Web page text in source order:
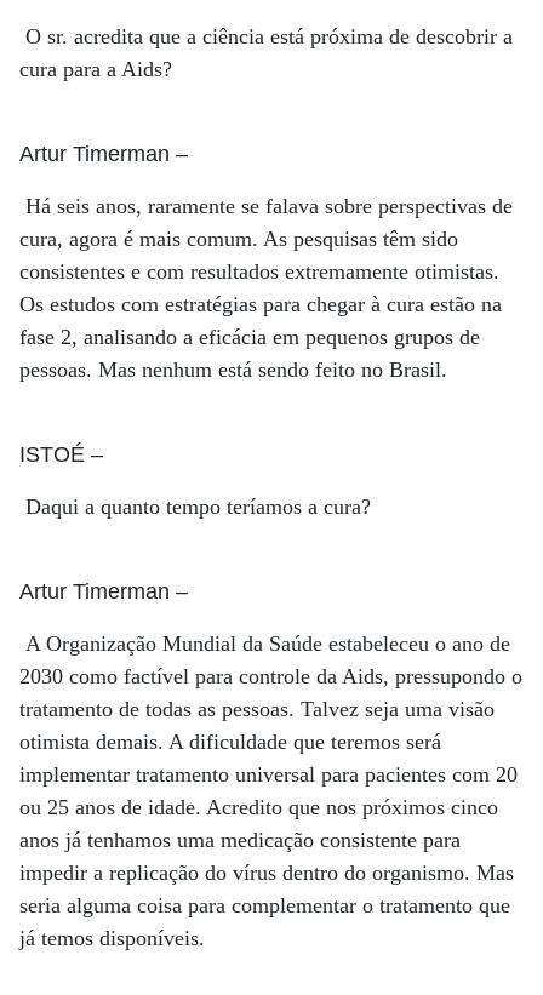
O sr. acredita que a ciência está próxima de descobrir a
cura para a Aids?
Artur Timerman –
Há seis anos, raramente se falava sobre perspectivas de
cura, agora é mais comum. As pesquisas têm sido
consistentes e com resultados extremamente otimistas.
Os estudos com estratégias para chegar à cura estão na
fase 2, analisando a eficácia em pequenos grupos de
pessoas. Mas nenhum está sendo feito no Brasil.
ISTOÉ –
Daqui a quanto tempo teríamos a cura?
Artur Timerman –
A Organização Mundial da Saúde estabeleceu o ano de
2030 como factível para controle da Aids, pressupondo o
tratamento de todas as pessoas. Talvez seja uma visão
otimista demais. A dificuldade que teremos será
implementar tratamento universal para pacientes com 20
ou 25 anos de idade. Acredito que nos próximos cinco
anos já tenhamos uma medicação consistente para
impedir a replicação do vírus dentro do organismo. Mas
seria alguma coisa para complementar o tratamento que
já temos disponíveis.